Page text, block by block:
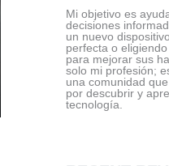
Mi objetivo es
decisiones
un nuevo
perfecta o
para mejorar sus
solo mi profesión;
una comunidad
por descubrir y
tecnología.